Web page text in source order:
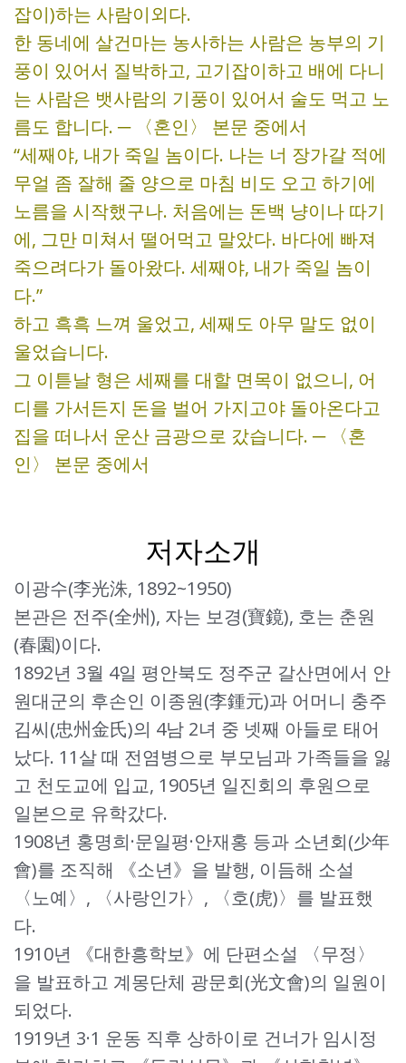
잡이)하는 사람이외다.
한 동네에 살건마는 농사하는 사람은 농부의 기
풍이 있어서 질박하고, 고기잡이하고 배에 다니
는 사람은 뱃사람의 기풍이 있어서 술도 먹고 노
름도 합니다. ─ 〈혼인〉 본문 중에서
“세째야, 내가 죽일 놈이다. 나는 너 장가갈 적에
무얼 좀 잘해 줄 양으로 마침 비도 오고 하기에
노름을 시작했구나. 처음에는 돈백 냥이나 따기
에, 그만 미쳐서 떨어먹고 말았다. 바다에 빠져
죽으려다가 돌아왔다. 세째야, 내가 죽일 놈이
다.”
하고 흑흑 느껴 울었고, 세째도 아무 말도 없이
울었습니다.
그 이튿날 형은 세째를 대할 면목이 없으니, 어
디를 가서든지 돈을 벌어 가지고야 돌아온다고
집을 떠나서 운산 금광으로 갔습니다. ─ 〈혼
인〉 본문 중에서
저자소개
이광수(李光洙, 1892~1950)
본관은 전주(全州), 자는 보경(寶鏡), 호는 춘원
(春園)이다.
1892년 3월 4일 평안북도 정주군 갈산면에서 안
원대군의 후손인 이종원(李鍾元)과 어머니 충주
김씨(忠州金氏)의 4남 2녀 중 넷째 아들로 태어
났다. 11살 때 전염병으로 부모님과 가족들을 잃
고 천도교에 입교, 1905년 일진회의 후원으로
일본으로 유학갔다.
1908년 홍명희·문일평·안재홍 등과 소년회(少年
會)를 조직해 《소년》을 발행, 이듬해 소설
〈노예〉, 〈사랑인가〉, 〈호(虎)〉를 발표했
다.
1910년 《대한흥학보》에 단편소설 〈무정〉
을 발표하고 계몽단체 광문회(光文會)의 일원이
되었다.
1919년 3·1 운동 직후 상하이로 건너가 임시정